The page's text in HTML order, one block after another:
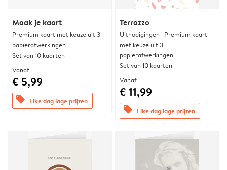
Maak je kaart
Premium kaart met keuze uit 3
papierafwerkingen
Set van 10 kaarten
Vanaf
€ 5,99
offers Elke dag lage prijzen
Terrazzo
Uitnodigingen | Premium kaart
met keuze uit 3
papierafwerkingen
Set van 10 kaarten
Vanaf
€ 11,99
offers Elke dag lage prijzen